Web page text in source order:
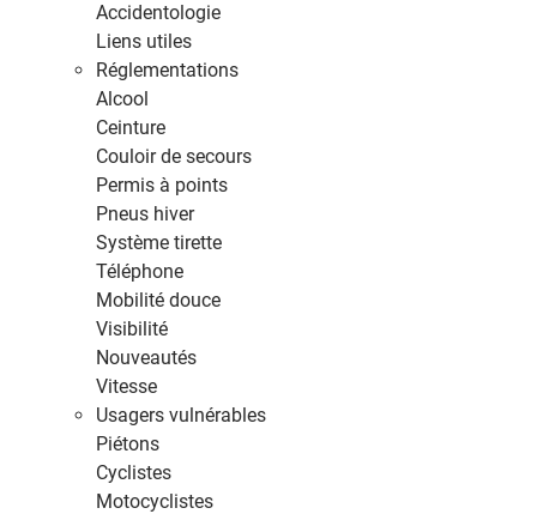
Accidentologie
Liens utiles
Réglementations
Alcool
Ceinture
Couloir de secours
Permis à points
Pneus hiver
Système tirette
Téléphone
Mobilité douce
Visibilité
Nouveautés
Vitesse
Usagers vulnérables
Piétons
Cyclistes
Motocyclistes